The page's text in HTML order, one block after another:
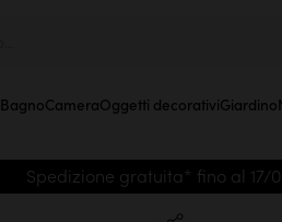
BagnoCameraOggetti decorativiGiardino
Spedizione gratuita* fino al 17/